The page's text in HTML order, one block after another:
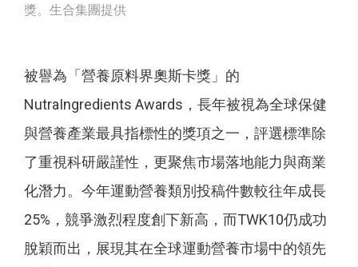
獎。生合集團提供
被譽為「營養原料界奧斯卡獎」的
NutraIngredients Awards，長年被視為全球保健
與營養產業最具指標性的獎項之一，評選標準除
了重視科研嚴謹性，更聚焦市場落地能力與商業
化潛力。今年運動營養類別投稿件數較往年成長
25%，競爭激烈程度創下新高，而TWK10仍成功
脫穎而出，展現其在全球運動營養市場中的領先